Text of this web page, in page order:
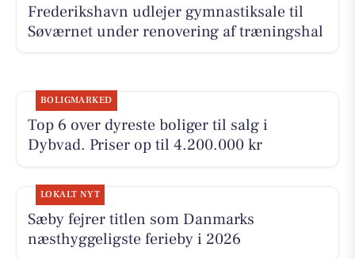
Frederikshavn udlejer gymnastiksale til
Søværnet under renovering af træningshal
BOLIGMARKED
Top 6 over dyreste boliger til salg i
Dybvad. Priser op til 4.200.000 kr
LOKALT NYT
Sæby fejrer titlen som Danmarks
næsthyggeligste ferieby i 2026